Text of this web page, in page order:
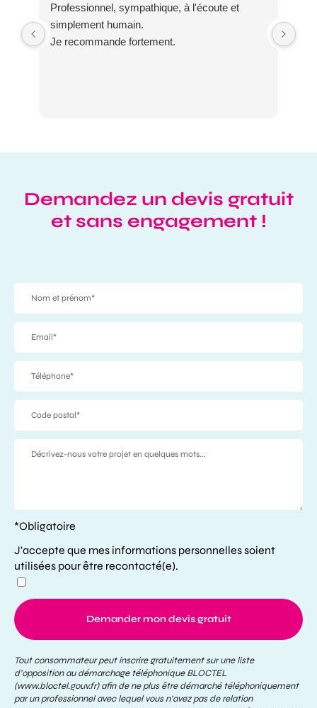
Professionnel, sympathique, à l'écoute et
simplement humain.
Je recommande fortement.
Demandez un devis gratuit
et sans engagement !
*Obligatoire
J'accepte que mes informations personnelles soient
utilisées pour être recontacté(e).
Demander mon devis gratuit
Tout consommateur peut inscrire gratuitement sur une liste
d’opposition au démarchage téléphonique BLOCTEL
(www.bloctel.gouv.fr) afin de ne plus être démarché téléphoniquement
par un professionnel avec lequel vous n’avez pas de relation